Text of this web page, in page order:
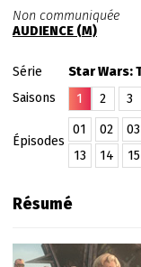
Non communiquée
AUDIENCE (M)
Série
Star Wars:
Saisons
1 2 3
Épisodes
01 02 03
13
14 15
Résumé